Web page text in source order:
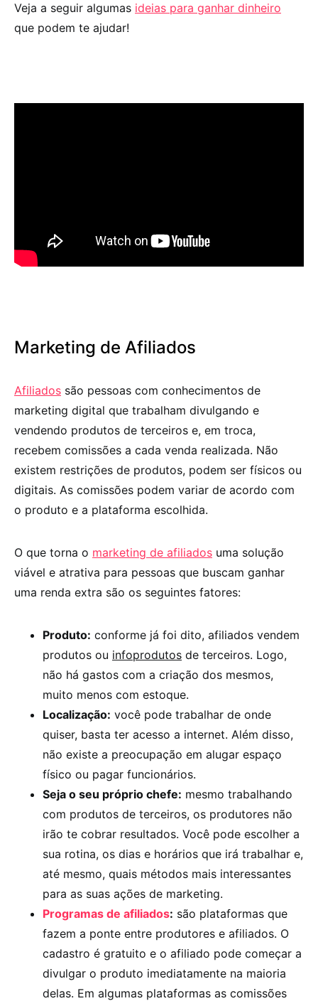
Veja a seguir algumas ideias para ganhar dinheiro
que podem te ajudar!
Marketing de Afiliados
Afiliados são pessoas com conhecimentos de
marketing digital que trabalham divulgando e
vendendo produtos de terceiros e, em troca,
recebem comissões a cada venda realizada. Não
existem restrições de produtos, podem ser físicos ou
digitais. As comissões podem variar de acordo com
o produto e a plataforma escolhida.
O que torna o marketing de afiliados uma solução
viável e atrativa para pessoas que buscam ganhar
uma renda extra são os seguintes fatores:
Produto: conforme já foi dito, afiliados vendem
produtos ou infoprodutos de terceiros. Logo,
não há gastos com a criação dos mesmos,
muito menos com estoque.
Localização: você pode trabalhar de onde
quiser, basta ter acesso a internet. Além disso,
não existe a preocupação em alugar espaço
físico ou pagar funcionários.
Seja o seu próprio chefe: mesmo trabalhando
com produtos de terceiros, os produtores não
irão te cobrar resultados. Você pode escolher a
sua rotina, os dias e horários que irá trabalhar e,
até mesmo, quais métodos mais interessantes
para as suas ações de marketing.
Programas de afiliados: são plataformas que
fazem a ponte entre produtores e afiliados. O
cadastro é gratuito e o afiliado pode começar a
divulgar o produto imediatamente na maioria
delas. Em algumas plataformas as comissões